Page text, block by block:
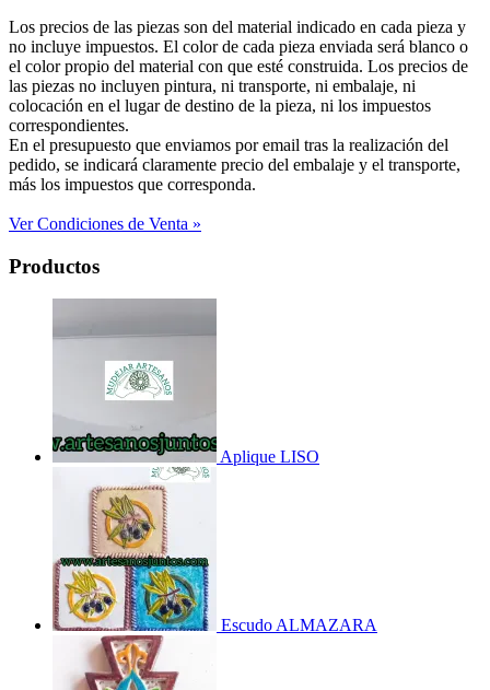
Los precios de las piezas son del material indicado en cada pieza y
no incluye impuestos. El color de cada pieza enviada será blanco o
el color propio del material con que esté construida. Los precios de
las piezas no incluyen pintura, ni transporte, ni embalaje, ni
colocación en el lugar de destino de la pieza, ni los impuestos
correspondientes.
En el presupuesto que enviamos por email tras la realización del
pedido, se indicará claramente precio del embalaje y el transporte,
más los impuestos que corresponda.
Ver Condiciones de Venta »
Productos
Aplique LISO
Escudo ALMAZARA